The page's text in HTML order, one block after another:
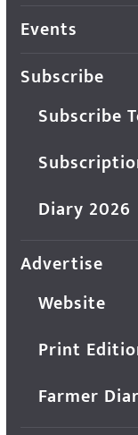
Events
Subscribe
Subscribe
Diary 2026
Advertise
Website
Print
Farmer